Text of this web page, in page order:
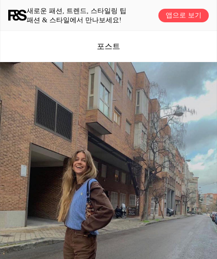
새로운 패션, 트렌드, 스타일링 팁
패션 & 스타일에서 만나보세요!
앱으로 보기
포스트